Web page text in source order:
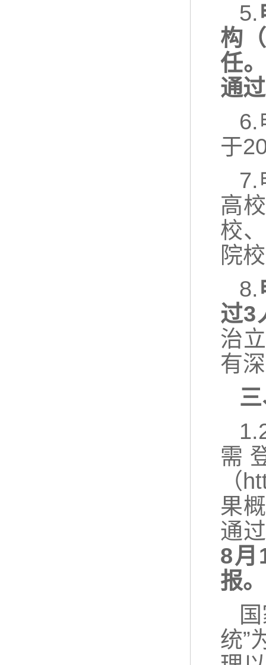
5.
构（
任
通
6.
于
7.
高
校
院
8.
过3
治
有
需
（
果
通
8月
报。
统”